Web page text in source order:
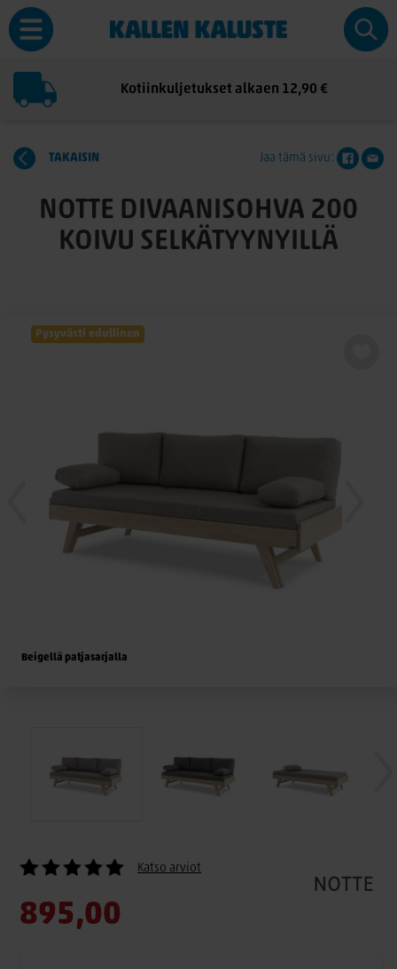
Kotiinkuljetukset alkaen 12,90 €
TAKAISIN Jaa tämä sivu:
NOTTE DIVAANISOHVA 200
KOIVU SELKÄTYYNYILLÄ
Pysyvästi edullinen
Beigellä patjasarjalla
Katso arviot
895,00